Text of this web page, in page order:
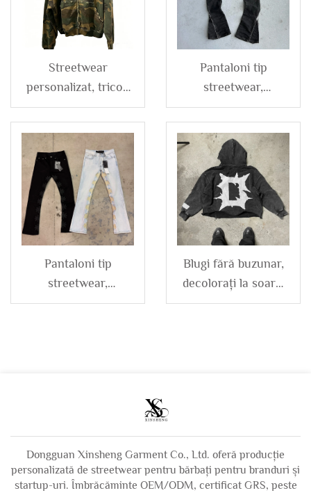
Streetwear
personalizat, tricou
cu glugă din bumbac
greu, oversized,
uzat, cu imprimare
camuflaj, cu
fermoar, unisex
Pantaloni tip
streetwear,
personalizați, cu
spălare vintage,
strâmți, cu fermoar,
cu baza deschisă și
evazată, din denim,
pentru bărbați
Pantaloni tip
streetwear,
personalizați, cu
Blugi fără buzunar,
decolorați la soare,
cu tăietură
bărbați
Dongguan Xinsheng Garment Co., Ltd. oferă producție
personalizată de streetwear pentru bărbați pentru branduri și
startup-uri. Îmbrăcăminte OEM/ODM, certificat GRS, peste